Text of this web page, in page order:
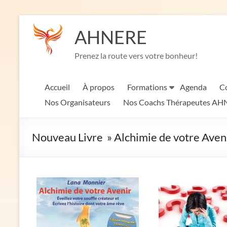
contenu
AHNERE
Prenez la route vers votre bonheur!
Accueil À propos Formations Agenda
Nos Organisateurs
Nos Coachs Thérapeutes
Nouveau Livre » Alchimie de votre